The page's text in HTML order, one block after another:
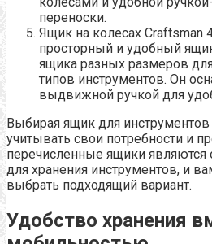
переноски.
Ящик на колесах Craftsman
просторный и удобный
ящика разных размеров
типов инструментов. Он
выдвижной ручкой для
Выбирая ящик для инструментов
учитывать свои потребности и
перечисленные ящики
для хранения инструментов, и
выбрать подходящий вариант.
Удобство хранения